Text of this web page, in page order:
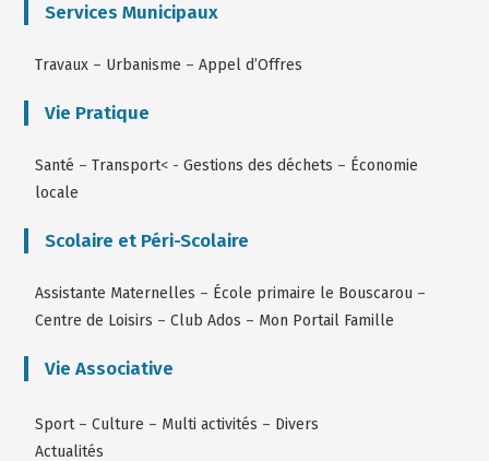
Services Municipaux
Travaux – Urbanisme –Appel d’Offres
Vie Pratique
Santé –Transport< -Gestions des déchets – Économie
locale
Scolaire et Péri-Scolaire
Assistante Maternelles – École primaire le Bouscarou –
Centre de Loisirs –Club Ados – Mon Portail Famille
Vie Associative
Sport –Culture – Multi activités – Divers
Actualités